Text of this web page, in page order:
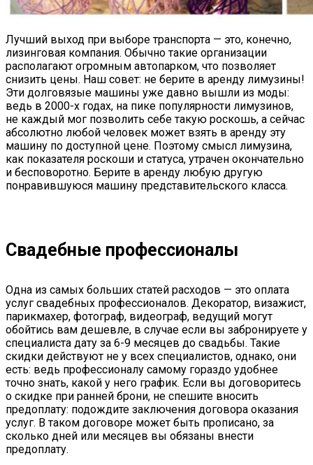
Лучший выход при выборе транспорта — это, конечно,
лизинговая компания. Обычно такие организации
располагают огромным автопарком, что позволяет
снизить цены. Наш совет: не берите в аренду лимузины!
Эти долговязые машины уже давно вышли из моды:
ведь в 2000-х годах, на пике популярности лимузинов,
не каждый мог позволить себе такую роскошь, а сейчас
абсолютно любой человек может взять в аренду эту
машину по доступной цене. Поэтому смысл лимузина,
как показателя роскоши и статуса, утрачен окончательно
и бесповоротно. Берите в аренду любую другую
понравившуюся машину представительского класса.
Свадебные профессионалы
Одна из самых больших статей расходов — это оплата
услуг свадебных профессионалов. Декоратор, визажист,
парикмахер, фотограф, видеограф, ведущий могут
обойтись вам дешевле, в случае если вы забронируете у
специалиста дату за 6-9 месяцев до свадьбы. Такие
скидки действуют не у всех специалистов, однако, они
есть: ведь профессионалу самому гораздо удобнее
точно знать, какой у него график. Если вы договоритесь
о скидке при ранней брони, не спешите вносить
предоплату: подождите заключения договора оказания
услуг. В таком договоре может быть прописано, за
сколько дней или месяцев вы обязаны внести
предоплату.